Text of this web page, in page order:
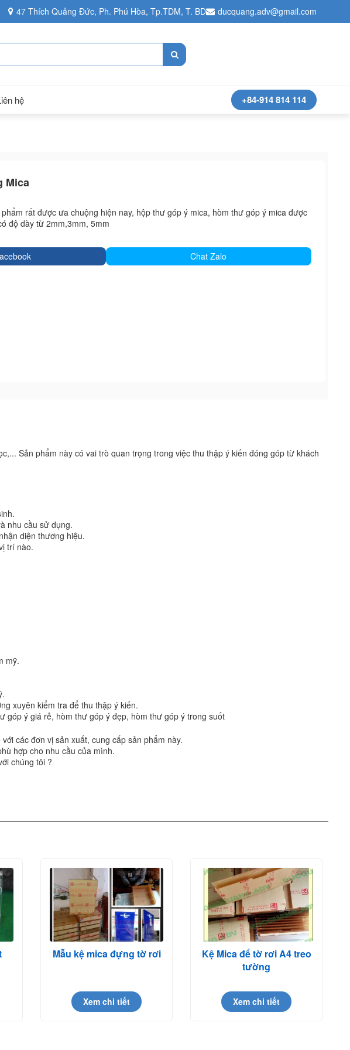
47 Thích Quảng Đức, Ph. Phú Hòa, Tp.TDM, T. BD ducquang.adv@gmail.com
hệ +84-914 814 114
Mica
rất được ưa chuộng hiện nay, hộp thư góp ý mica, hòm thư góp ý mica được
độ dày từ 2mm,3mm, 5mm
Chat Zalo
Sản phẩm này có vai trò quan trọng trong việc thu thập ý kiến đóng góp từ khách
nhu cầu sử dụng.
diện thương hiệu.
trí nào.
mỹ.
xuyên kiểm tra để thu thập ý kiến.
ý giá rẻ, hòm thư góp ý đẹp, hòm thư góp ý trong suốt
các đơn vị sản xuất, cung cấp sản phẩm này.
hợp cho nhu cầu của mình.
chúng tôi ?
Mẫu kệ mica đựng tờ rơi
Xem chi tiết
Kệ Mica để tờ rơi A4 treo
tường
Xem chi tiết